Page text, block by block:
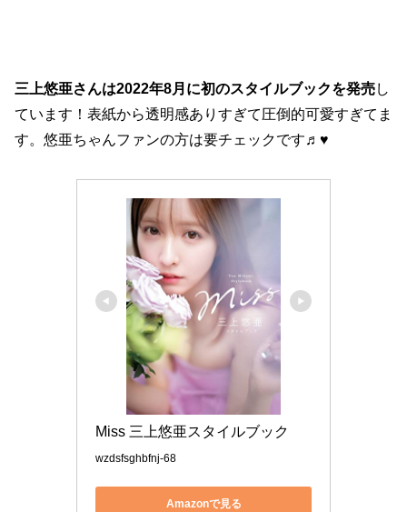
三上悠亜さんは2022年8月に初のスタイルブックを発売し
ています！表紙から透明感ありすぎて圧倒的可愛すぎてま
す。悠亜ちゃんファンの方は要チェックです♬♥️
Miss 三上悠亜スタイルブック
wzdsfsghbfnj-68
Amazonで見る